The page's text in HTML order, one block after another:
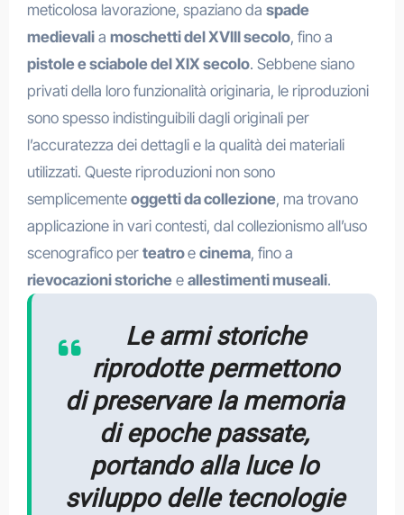
meticolosa lavorazione, spaziano da spade
medievalia moschetti del XVIII secolo, fino a
pistole e sciabole del XIX secolo. Sebbene siano
privati della loro funzionalità originaria, le riproduzioni
sono spesso indistinguibili dagli originali per
l’accuratezza dei dettagli e la qualità dei materiali
utilizzati. Queste riproduzioni non sono
semplicemente oggetti da collezione, ma trovano
applicazione in vari contesti, dal collezionismo all’uso
scenografico per teatroe cinema, fino a
rievocazioni storichee allestimenti museali.
Le armi storiche
riprodotte permettono
di preservare la memoria
di epoche passate,
portando alla luce lo
sviluppo delle tecnologie